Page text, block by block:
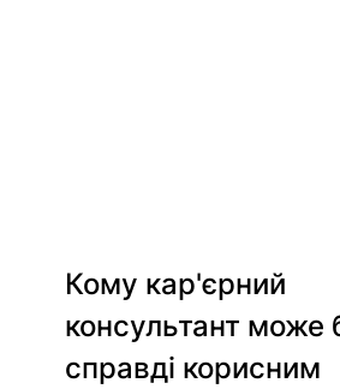
Кому кар'єрний
консультант може
справді корисним